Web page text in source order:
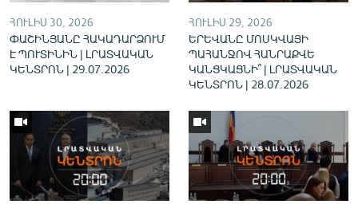
Русский
«Ազատության» բոլոր կայքերը
ՀՈՒԼԻՍ 30, 2026
ՓԱՇԻՆՅԱՆԸ ՀԱԿԱԴԱՐՁՈՒՄ
Է ՊՈՒՏԻՆԻՆ | ԼՐԱՏՎԱԿԱՆ
ԿԵՆՏՐՈՆ | 29.07.2026
ՀՈՒԼԻՍ 29, 2026
ԵՐԵՎԱՆԸ ՄՈՍԿՎԱՅԻ
ՊԱՀԱՆՋՈՎ ՀԱՆՐԱՔՎԵ
ԿԱՆՑԿԱՑՆԻ՞ | ԼՐԱՏՎԱԿԱՆ
ԿԵՆՏՐՈՆ | 28.07.2026